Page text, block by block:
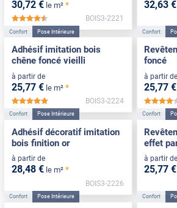
30,72 € le m² *
*****
BOIS3-2221
32,63 €
Confort Pose Intérieure
Adhésif imitation bois
chêne foncé vieilli
à partir de
25,77 € le m² *
*****
BOIS3-2224
Confort
foncé
à partir de
25,77 €
Confort Pose Intérieure
Adhésif décoratif imitation
bois finition or
à partir de
28,48 € le m² *
BOIS3-2226
Confort
effet
à partir de
25,77 €
Confort Pose Intérieure Confort